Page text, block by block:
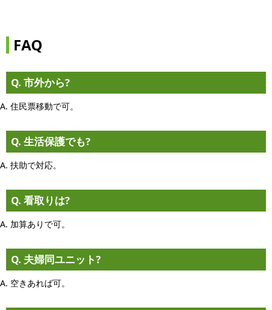
FAQ
Q. 市外から?
A. 住民票移動で可。
Q. 生活保護でも?
A. 扶助で対応。
Q. 看取りは?
A. 加算ありで可。
Q. 夫婦同ユニット?
A. 空きあれば可。